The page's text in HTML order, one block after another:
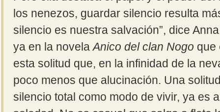
los nenezos, guardar silencio resulta
silencio es nuestra salvación”, dice
ya en la novelaAnico del clan Nogo que
esta solitud que, en la infinidad de la
poco menos que alucinación. Una
silencio total como modo de vivir, ya es